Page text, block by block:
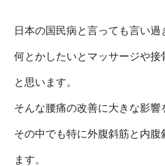
日本の国民病と言っても言い過
何とかしたいとマッサージや
と思います。
そんな腰痛の改善に大きな影響
その中でも特に外腹斜筋と内
ます。